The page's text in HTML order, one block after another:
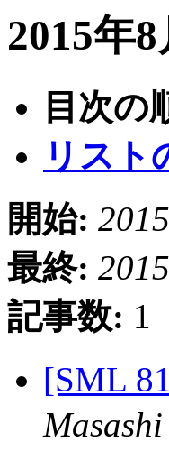
2015年
目次の
リスト
開始:
最終:
記事数: 1
[SML